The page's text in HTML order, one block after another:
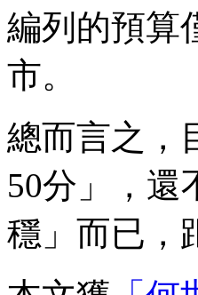
編列的預算
市。
總而言之，
50分」，還
穩」而已，